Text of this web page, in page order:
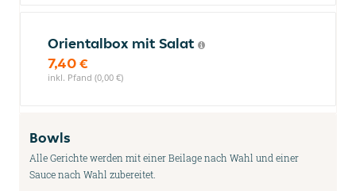
Orientalbox mit Salat
7,40 €
inkl. Pfand (0,00 €)
Bowls
Alle Gerichte werden mit einer Beilage nach Wahl und einer
Sauce nach Wahl zubereitet.